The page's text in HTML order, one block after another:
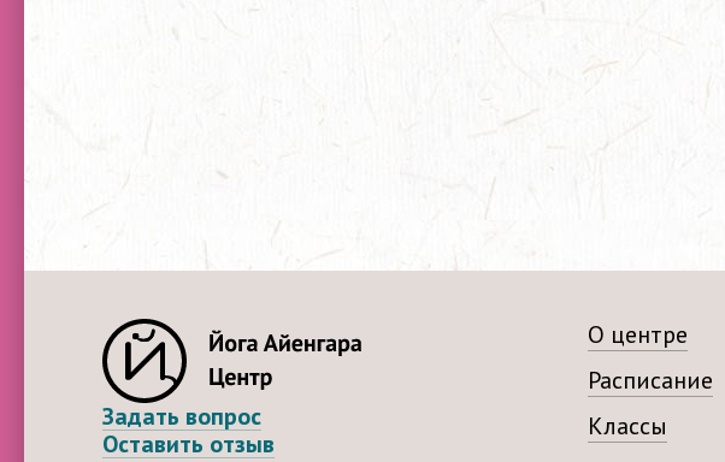
Задать вопрос
Оставить отзыв
О центре
Расписание
Классы